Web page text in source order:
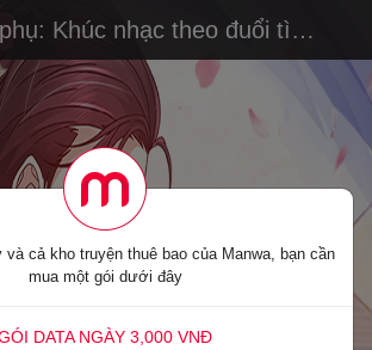
Khúc nhạc theo đuổi tình
yêu
cả kho truyện thuê bao của Manwa, bạn cần
mua một gói dưới đây
DATA NGÀY 3,000 VNĐ